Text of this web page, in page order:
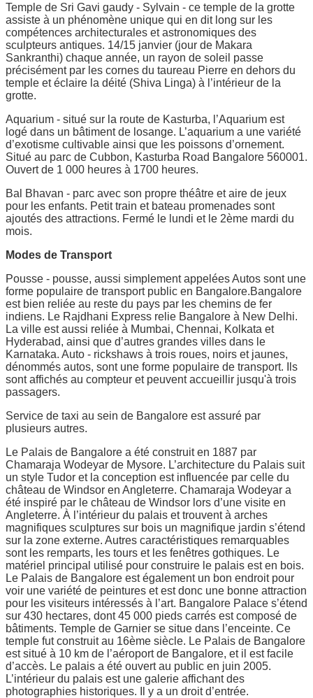
Temple de Sri Gavi gaudy - Sylvain - ce temple de la grotte
assiste à un phénomène unique qui en dit long sur les
compétences architecturales et astronomiques des
sculpteurs antiques. 14/15 janvier (jour de Makara
Sankranthi) chaque année, un rayon de soleil passe
précisément par les cornes du taureau Pierre en dehors du
temple et éclaire la déité (Shiva Linga) à l’intérieur de la
grotte.
Aquarium - situé sur la route de Kasturba, l’Aquarium est
logé dans un bâtiment de losange. L’aquarium a une variété
d’exotisme cultivable ainsi que les poissons d’ornement.
Situé au parc de Cubbon, Kasturba Road Bangalore 560001.
Ouvert de 1 000 heures à 1700 heures.
Bal Bhavan - parc avec son propre théâtre et aire de jeux
pour les enfants. Petit train et bateau promenades sont
ajoutés des attractions. Fermé le lundi et le 2ème mardi du
mois.
Modes de Transport
Pousse - pousse, aussi simplement appelées Autos sont une
forme populaire de transport public en Bangalore.Bangalore
est bien reliée au reste du pays par les chemins de fer
indiens. Le Rajdhani Express relie Bangalore à New Delhi.
La ville est aussi reliée à Mumbai, Chennai, Kolkata et
Hyderabad, ainsi que d’autres grandes villes dans le
Karnataka. Auto - rickshaws à trois roues, noirs et jaunes,
dénommés autos, sont une forme populaire de transport. Ils
sont affichés au compteur et peuvent accueillir jusqu'à trois
passagers.
Service de taxi au sein de Bangalore est assuré par
plusieurs autres.
Le Palais de Bangalore a été construit en 1887 par
Chamaraja Wodeyar de Mysore. L’architecture du Palais suit
un style Tudor et la conception est influencée par celle du
château de Windsor en Angleterre. Chamaraja Wodeyar a
été inspiré par le château de Windsor lors d’une visite en
Angleterre. À l’intérieur du palais et trouvent à arches
magnifiques sculptures sur bois un magnifique jardin s’étend
sur la zone externe. Autres caractéristiques remarquables
sont les remparts, les tours et les fenêtres gothiques. Le
matériel principal utilisé pour construire le palais est en bois.
Le Palais de Bangalore est également un bon endroit pour
voir une variété de peintures et est donc une bonne attraction
pour les visiteurs intéressés à l’art. Bangalore Palace s’étend
sur 430 hectares, dont 45 000 pieds carrés est composé de
bâtiments. Temple de Garnier se situe dans l’enceinte. Ce
temple fut construit au 16ème siècle. Le Palais de Bangalore
est situé à 10 km de l’aéroport de Bangalore, et il est facile
d’accès. Le palais a été ouvert au public en juin 2005.
L’intérieur du palais est une galerie affichant des
photographies historiques. Il y a un droit d’entrée.